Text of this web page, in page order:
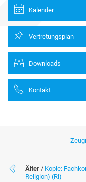
Kalender
Vertretungsplan
Downloads
Kontakt
Älter / Kopie:
Religion) (Rl)